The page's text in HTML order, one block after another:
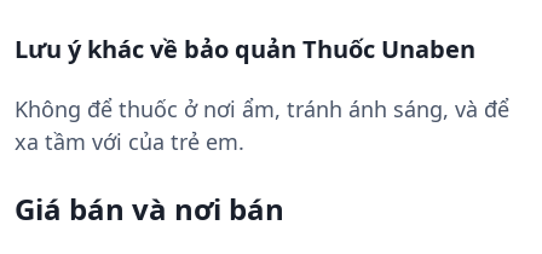
Lưu ý khác về bảo quản Thuốc Unaben
Không để thuốc ở nơi ẩm, tránh ánh sáng, và để
xa tầm với của trẻ em.
Giá bán và nơi bán